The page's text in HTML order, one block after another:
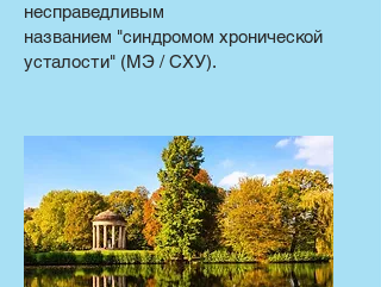
несправедливым
названием "синдромом хронической
усталости" (MЭ / CХУ).